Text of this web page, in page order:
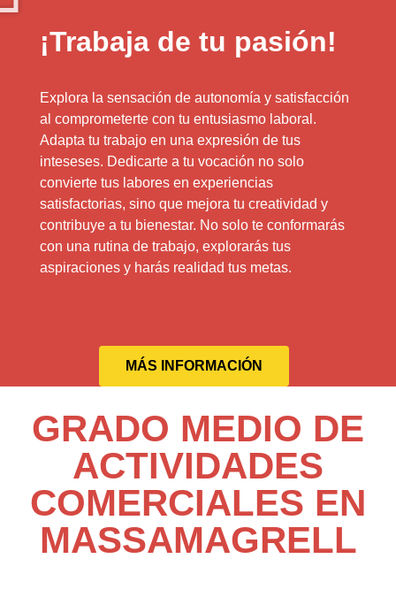
¡Trabaja de tu pasión!
Explora la sensación de autonomía y satisfacción
al comprometerte con tu entusiasmo laboral.
Adapta tu trabajo en una expresión de tus
inteseses. Dedicarte a tu vocación no solo
convierte tus labores en experiencias
satisfactorias, sino que mejora tu creatividad y
contribuye a tu bienestar. No solo te conformarás
con una rutina de trabajo, explorarás tus
aspiraciones y harás realidad tus metas.
MÁS INFORMACIÓN
GRADO MEDIO DE
ACTIVIDADES
COMERCIALES EN
MASSAMAGRELL